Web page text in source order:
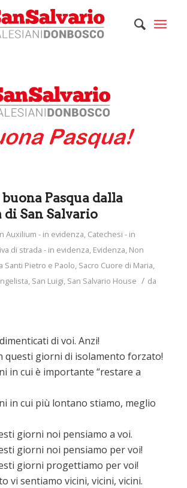
Pasqua dalla
San Salvario
Auxilium - in evidenza, Catechesi - in
di strada - in evidenza, Evidenza, Non
Santi Pietro e Paolo, Sacro Cuore di Maria,
, San Luigi, San Salvario House / da
di voi. Anzi!
questi giorni di isolamento forzato!
in cui è importante “restare a
in cui più lontano stiamo, meglio
giorni noi pensiamo a voi.
giorni noi pensiamo per voi!
giorni progettiamo per voi!
vi sentiamo vicini, vicini, vicini.